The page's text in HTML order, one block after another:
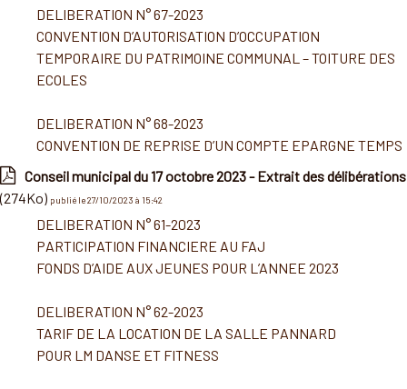
DELIBERATION N° 67-2023
CONVENTION D’AUTORISATION D’OCCUPATION
TEMPORAIRE DU PATRIMOINE COMMUNAL – TOITURE DES
ECOLES
DELIBERATION N° 68-2023
CONVENTION DE REPRISE D’UN COMPTE EPARGNE TEMPS
Conseil municipal du 17 octobre 2023 - Extrait des délibérations
(274Ko) publié le 27/10/2023 à 15:42
DELIBERATION N° 61-2023
PARTICIPATION FINANCIERE AU FAJ
FONDS D’AIDE AUX JEUNES POUR L’ANNEE 2023
DELIBERATION N° 62-2023
TARIF DE LA LOCATION DE LA SALLE PANNARD
POUR LM DANSE ET FITNESS